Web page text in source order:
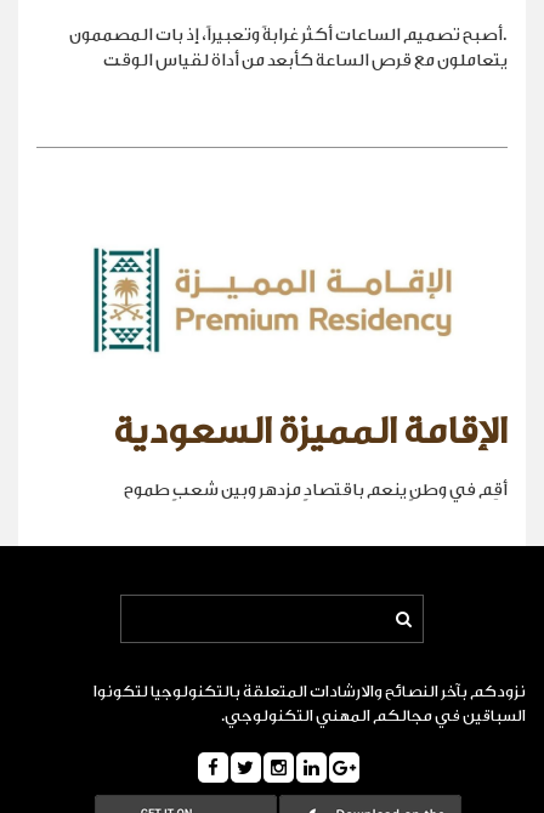
.أصبح تصميم الساعات أكثر غرابةً وتعبيراً، إذ بات المصممون
يتعاملون مع قرص الساعة كأبعد من أداة لقياس الوقت
الإقامة المميزة السعودية
أقِم في وطنٍ ينعم باقتصادٍ مزدهر وبين شعبٍ طموح
نزودكم بآخر النصائح والارشادات المتعلقة بالتكنولوجيا لتكونوا
السباقين في مجالكم المهني التكنولوجي.